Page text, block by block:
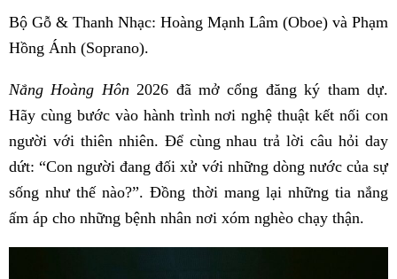
Bộ Gỗ & Thanh Nhạc: Hoàng Mạnh Lâm (Oboe) và Phạm
Hồng Ánh (Soprano).
Nắng Hoàng Hôn 2026 đã mở cổng đăng ký tham dự.
Hãy cùng bước vào hành trình nơi nghệ thuật kết nối con
người với thiên nhiên. Để cùng nhau trả lời câu hỏi day
dứt: “Con người đang đối xử với những dòng nước của sự
sống như thế nào?”. Đồng thời mang lại những tia nắng
ấm áp cho những bệnh nhân nơi xóm nghèo chạy thận.